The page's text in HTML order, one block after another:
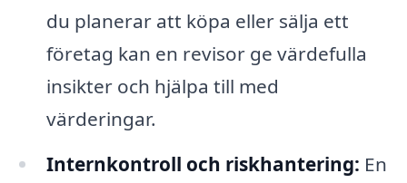
du planerar att köpa eller sälja ett
företag kan en revisor ge värdefulla
insikter och hjälpa till med
värderingar.
Internkontroll och riskhantering: En